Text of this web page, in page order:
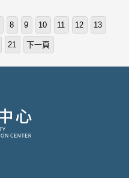
8 9 10 11 12 13
21 下一頁